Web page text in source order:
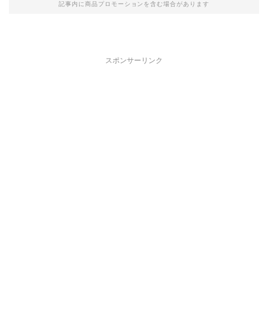
記事内に商品プロモーションを含む場合があります
スポンサーリンク